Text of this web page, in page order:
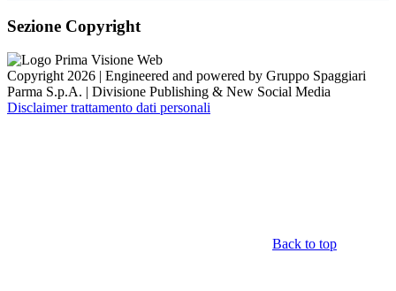
Sezione Copyright
Copyright 2026 | Engineered and powered by Gruppo Spaggiari
Parma S.p.A. | Divisione Publishing & New Social Media
Disclaimer trattamento dati personali
Back to top